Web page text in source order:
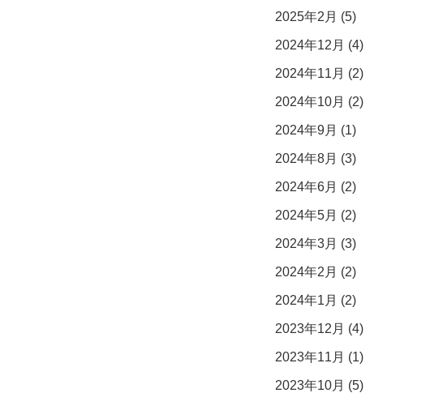
2025年2月 (5)
2024年12月 (4)
2024年11月 (2)
2024年10月 (2)
2024年9月 (1)
2024年8月 (3)
2024年6月 (2)
2024年5月 (2)
2024年3月 (3)
2024年2月 (2)
2024年1月 (2)
2023年12月 (4)
2023年11月 (1)
2023年10月 (5)